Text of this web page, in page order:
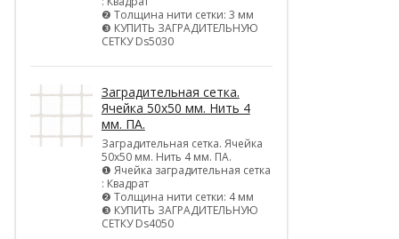
❷ Толщина нити сетки: 3 мм
❸ КУПИТЬ ЗАГРАДИТЕЛЬНУЮ
СЕТКУ Ds5030
Заградительная сетка.
Ячейка 50х50 мм. Нить 4
мм. ПА.
Заградительная сетка. Ячейка
50х50 мм. Нить 4 мм. ПА.
❶ Ячейка заградительная сетка
: Квадрат
❷ Толщина нити сетки: 4 мм
❸ КУПИТЬ ЗАГРАДИТЕЛЬНУЮ
СЕТКУ Ds4050